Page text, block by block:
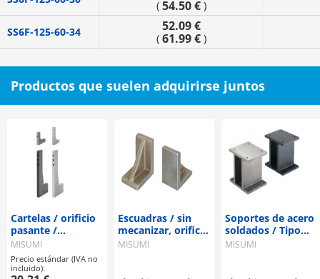
( 54.50 € )
SS6F-125-60-34 52.09 €
( 61.99 € )
Productos que suelen adquirirse juntos
Cartelas / orificio
pasante /
perpendicularidad
estándar
MISUMI
Precio estándar (IVA no
incluido):
Escuadras / sin
mecanizar, orificio
pasante, orificio
MISUMI
Soportes de acero
soldados / Tipo
placa
MISUMI